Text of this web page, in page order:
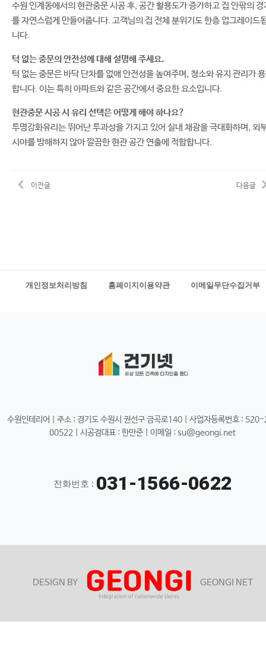
수원 인계동에서의 현관중문 시공 후, 공간 활용도가 증가하고 집 안팎의 경
를 자연스럽게 만들어줍니다. 고객님의 집 전체 분위기도 한층 업그레이드
니다.
턱 없는 중문의 안전성에 대해 설명해 주세요.
턱 없는 중문은 바닥 단차를 없애 안전성을 높여주며, 청소와 유지 관리가
합니다. 이는 특히 아파트와 같은 공간에서 중요한 요소입니다.
현관중문 시공 시 유리 선택은 어떻게 해야 하나요?
투명강화유리는 뛰어난 투과성을 가지고 있어 실내 채광을 극대화하며, 외
시야를 방해하지 않아 깔끔한 현관 공간 연출에 적합합니다.
이전글 다음글
개인정보처리방침 홈페이지이용약관 이메일무단수집거부
수원인테리어 | 주소 : 경기도 수원시 권선구 금곡로140 | 사업자등록번호 :
00522 | 시공점대표 : 한만준 | 이메일 : su@geongi.net
전화번호 : 031-1566-0622
DESIGN BY GEONGI NET